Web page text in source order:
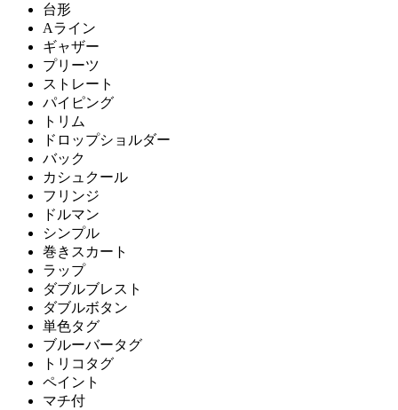
台形
Aライン
ギャザー
プリーツ
ストレート
パイピング
トリム
ドロップショルダー
バック
カシュクール
フリンジ
ドルマン
シンプル
巻きスカート
ラップ
ダブルブレスト
ダブルボタン
単色タグ
ブルーバータグ
トリコタグ
ペイント
マチ付